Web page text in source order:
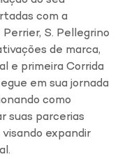
com a
S. Pellegrino
de marca,
e primeira Corrida
em sua jornada
como
suas parcerias
expandir